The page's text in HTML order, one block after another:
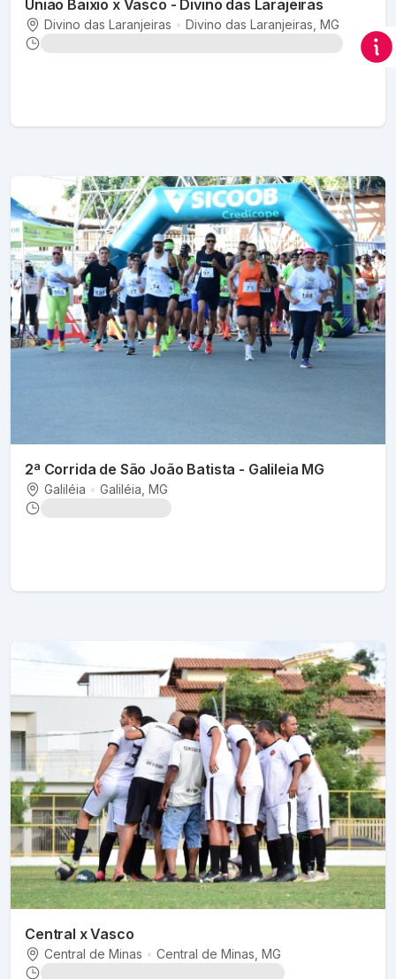
União Baixio x Vasco - Divino das Larajeiras
Divino das Laranjeiras • Divino das Laranjeiras , MG
2ª Corrida de São João Batista - Galileia MG
Galiléia • Galiléia , MG
Central x Vasco
Central de Minas • Central de Minas , MG